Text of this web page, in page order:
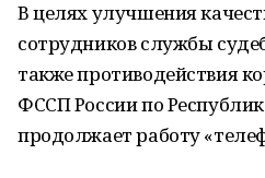
В целях улучшения
сотрудников службы
также противодействия
ФССП России по
продолжает работу